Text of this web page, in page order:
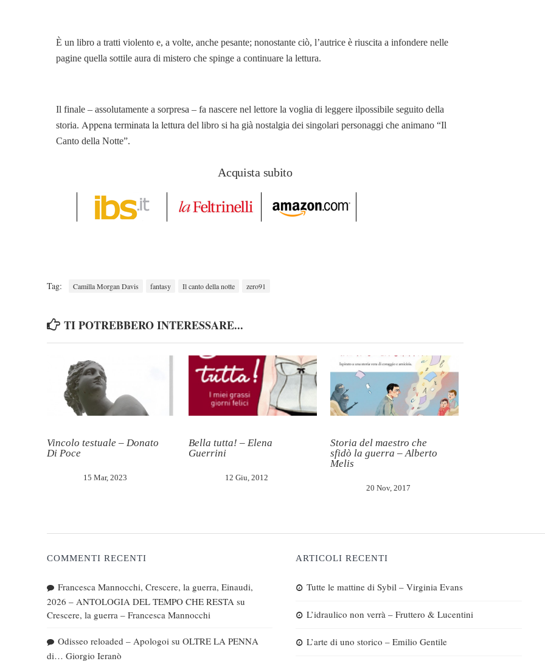
È un libro a tratti violento e, a volte, anche pesante; nonostante ciò, l’autrice è riuscita a infondere nelle
pagine quella sottile aura di mistero che spinge a continuare la lettura.
Il finale – assolutamente a sorpresa – fa nascere nel lettore la voglia di leggere ilpossibile seguito della
storia. Appena terminata la lettura del libro si ha già nostalgia dei singolari personaggi che animano “Il
Canto della Notte”.
Acquista subito
Tag: Camilla Morgan Davis fantasy Il canto della notte zero91
TI POTREBBERO INTERESSARE...
Vincolo testuale – Donato
Di Poce
15 Mar, 2023
Bella tutta! – Elena
Guerrini
12 Giu, 2012
Storia del maestro che
sfidò la guerra – Alberto
Melis
20 Nov, 2017
COMMENTI RECENTI
Francesca Mannocchi, Crescere, la guerra, Einaudi,
2026 – ANTOLOGIA DEL TEMPO CHE RESTA su
Crescere, la guerra – Francesca Mannocchi
Odisseo reloaded – Apologoi su OLTRE LA PENNA
di… Giorgio Ieranò
ARTICOLI RECENTI
Tutte le mattine di Sybil – Virginia Evans
L’idraulico non verrà – Fruttero & Lucentini
L’arte di uno storico – Emilio Gentile